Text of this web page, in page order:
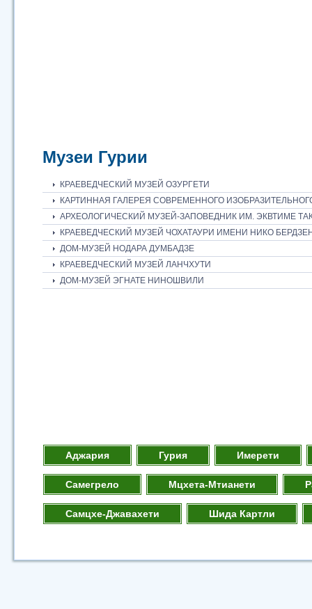
Музеи Гурии
КРАЕВЕДЧЕСКИЙ МУЗЕЙ ОЗУРГЕТИ
КАРТИННАЯ ГАЛЕРЕЯ СОВРЕМЕННОГО
АРХЕОЛОГИЧЕСКИЙ МУЗЕЙ-ЗАПОВЕДНИК ИМ. ЭКВТИМЕ
КРАЕВЕДЧЕСКИЙ МУЗЕЙ ЧОХАТАУРИ ИМЕНИ НИКО
ДОМ-МУЗЕЙ НОДАРА ДУМБАДЗЕ
КРАЕВЕДЧЕСКИЙ МУЗЕЙ ЛАНЧХУТИ
ДОМ-МУЗЕЙ ЭГНАТЕ НИНОШВИЛИ
Аджария Гурия Имерети
Самегрело Мцхета-Мтианети
Самцхе-Джавахети Шида Картли